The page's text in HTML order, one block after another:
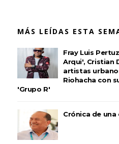
MÁS LEÍDAS ESTA
Fray Luis
Arqui', Cristian
artistas
Riohacha con
'Grupo R'
Crónica de